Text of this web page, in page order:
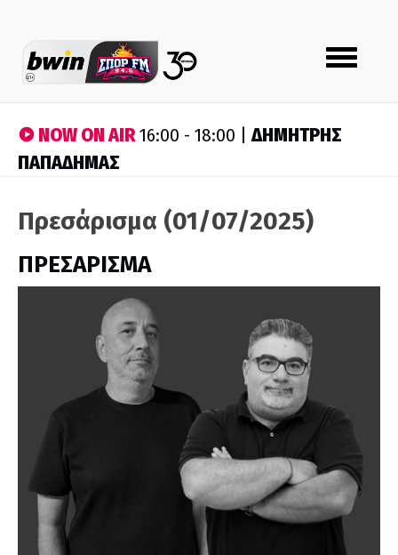
Toggle
navigation
NOW ON AIR16:00 - 18:00 |ΔΗΜΗΤΡΗΣ
ΠΑΠΑΔΗΜΑΣ
Πρεσάρισμα (01/07/2025)
ΠΡΕΣΑΡΙΣΜΑ